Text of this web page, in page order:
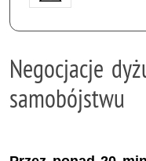
Negocjacje
samobójstwu